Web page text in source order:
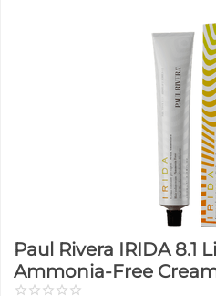
Paul Rivera IRIDA 8.1
Ammonia-Free